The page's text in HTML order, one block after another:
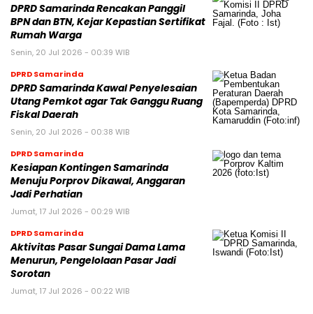
DPRD Samarinda Rencakan Panggil
BPN dan BTN, Kejar Kepastian Sertifikat
Rumah Warga
Senin, 20 Jul 2026 - 00:39 WIB
DPRD Samarinda
DPRD Samarinda Kawal Penyelesaian
Utang Pemkot agar Tak Ganggu Ruang
Fiskal Daerah
Senin, 20 Jul 2026 - 00:38 WIB
DPRD Samarinda
Kesiapan Kontingen Samarinda
Menuju Porprov Dikawal, Anggaran
Jadi Perhatian
Jumat, 17 Jul 2026 - 00:29 WIB
DPRD Samarinda
Aktivitas Pasar Sungai Dama Lama
Menurun, Pengelolaan Pasar Jadi
Sorotan
Jumat, 17 Jul 2026 - 00:22 WIB